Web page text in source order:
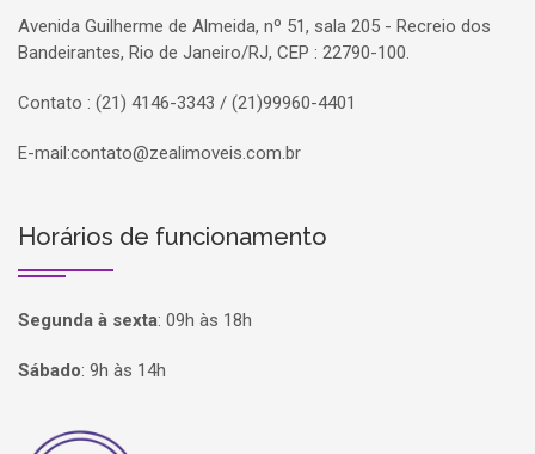
Avenida Guilherme de Almeida, nº 51, sala 205 - Recreio dos
Bandeirantes, Rio de Janeiro/RJ, CEP : 22790-100.
Contato : (21) 4146-3343 / (21)99960-4401
E-mail:contato@zealimoveis.com.br
Horários de funcionamento
Segunda à sexta: 09h às 18h
Sábado: 9h às 14h
Página inicial